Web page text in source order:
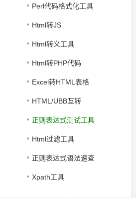
Perl代码格式化工具
Html转JS
Html转义工具
Html转PHP代码
Excel转HTML表格
HTML/UBB互转
正则表达式测试工具
Html过滤工具
正则表达式语法速查
Xpath工具